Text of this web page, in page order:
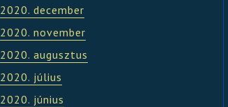
2020. december
2020. november
2020. augusztus
2020. július
2020. június